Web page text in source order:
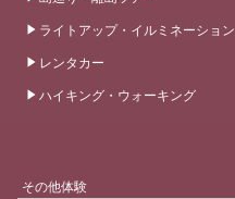
ライトアップ・イルミネーション
レンタカー
ハイキング・ウォーキング
その他体験